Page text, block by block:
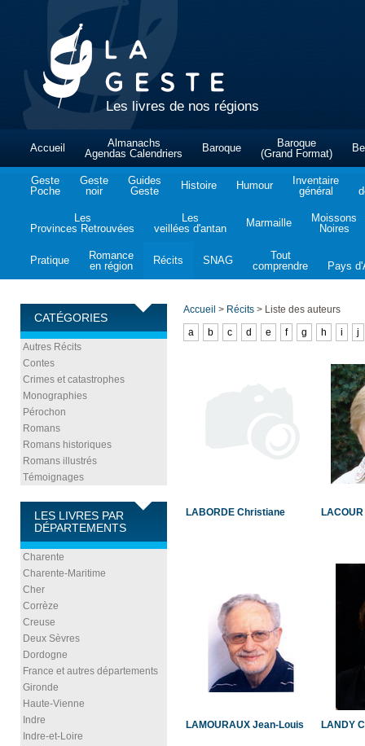
Les livres de nos régions
Accueil
Almanachs
Agendas Calendriers
Baroque
Baroque
(Grand Format)
Geste
Poche
Geste
noir
Guides
Geste
Histoire Humour
Inventaire
général
Les
Provinces Retrouvées
Les
veillées d'antan
Marmaille
Moissons
Noires
Pratique
Romance
en région
Récits SNAG
Tout
comprendre
Pays
CATÉGORIES
Autres Récits
Contes
Crimes et catastrophes
Monographies
Pérochon
Romans
Romans historiques
Romans illustrés
Témoignages
LES LIVRES PAR
DÉPARTEMENTS
Charente
Charente-Maritime
Cher
Corrèze
Creuse
Deux Sèvres
Dordogne
France et autres départements
Gironde
Haute-Vienne
Indre
Indre-et-Loire
Accueil > Récits > Liste des auteurs
a
b c d e f g h i j
LABORDE Christiane
LAMOURAUX Jean-Louis LANDY